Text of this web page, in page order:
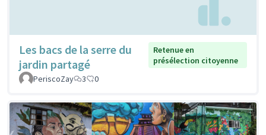
Les bacs de la serre du
jardin partagé
Retenue en
présélection citoyenne
PeriscoZay
3 0